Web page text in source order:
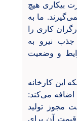
بیکاری هیچ
ما به
کاری را
جذب نیرو به
و وضعیت
این کارخانه
اضافه می‌کند:
مجوز تولید
آن برای